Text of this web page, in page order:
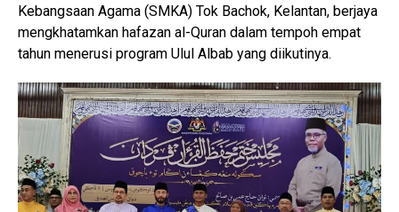
Kebangsaan Agama (SMKA) Tok Bachok, Kelantan, berjaya
mengkhatamkan hafazan al-Quran dalam tempoh empat
tahun menerusi program Ulul Albab yang diikutinya.